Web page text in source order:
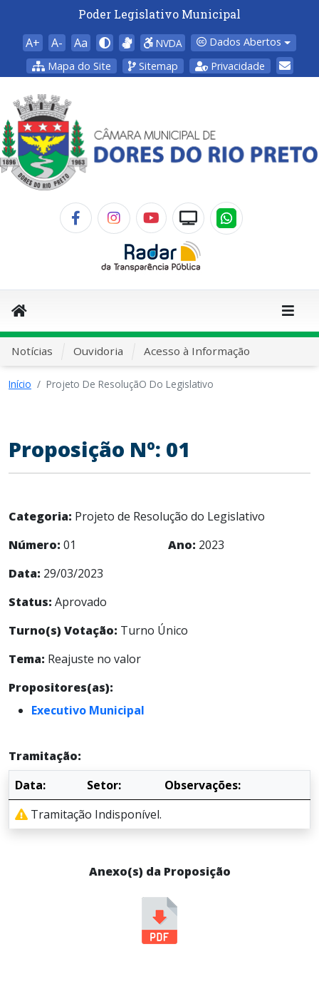
Poder Legislativo Municipal
A+ A- Aa NVDA
Dados Abertos
Mapa do Site
Sitemap Privacidade
Notícias Ouvidoria Acesso à Informação
Início Projeto De ResoluçãO Do Legislativo
Proposição Nº: 01
Categoria: Projeto de Resolução do Legislativo
Número: 01 Ano: 2023
Data: 29/03/2023
Status: Aprovado
Turno(s) Votação: Turno Único
Tema: Reajuste no valor
Propositores(as):
Executivo Municipal
Tramitação:
Data:
Setor:
Observações:
Tramitação Indisponível.
Anexo(s) da Proposição